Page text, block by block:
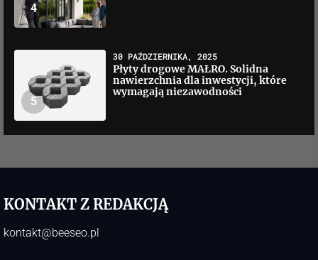
4
5
30 PAŹDZIERNIKA, 2025
Płyty drogowe MAŁRO. Solidna
nawierzchnia dla inwestycji, które
wymagają niezawodności
KONTAKT Z REDAKCJĄ
kontakt@beeseo.pl